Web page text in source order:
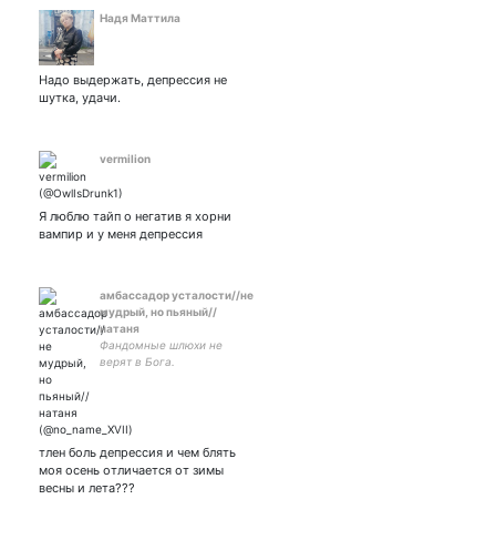
Надя Маттила
Надо выдержать, депрессия не
шутка, удачи.
vermilion
Я люблю тайп о негатив я хорни
вампир и у меня депрессия
амбассадор усталости//не
мудрый, но пьяный//
натаня
Фандомные шлюхи не
верят в Бога.
протусил.
тлен боль депрессия и чем блять
моя осень отличается от зимы
весны и лета???